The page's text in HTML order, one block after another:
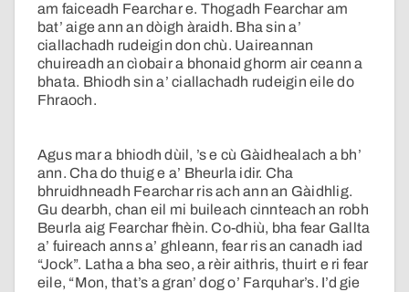
am faiceadh Fearchar e. Thogadh Fearchar am
bat’ aige ann an dòigh àraidh. Bha sin a’
ciallachadh rudeigin don chù. Uaireannan
chuireadh an cìobair a bhonaid ghorm air ceann a
bhata. Bhiodh sin a’ ciallachadh rudeigin eile do
Fhraoch.
Agus mar a bhiodh dùil, ’s e cù Gàidhealach a bh’
ann. Cha do thuig e a’ Bheurla idir. Cha
bhruidhneadh Fearchar ris ach ann an Gàidhlig.
Gu dearbh, chan eil mi buileach cinnteach an robh
Beurla aig Fearchar fhèin. Co-dhiù, bha fear Gallta
a’ fuireach anns a’ ghleann, fear ris an canadh iad
“Jock”. Latha a bha seo, a rèir aithris, thuirt e ri fear
eile, “Mon, that’s a gran’ dog o’ Farquhar’s. I’d gie